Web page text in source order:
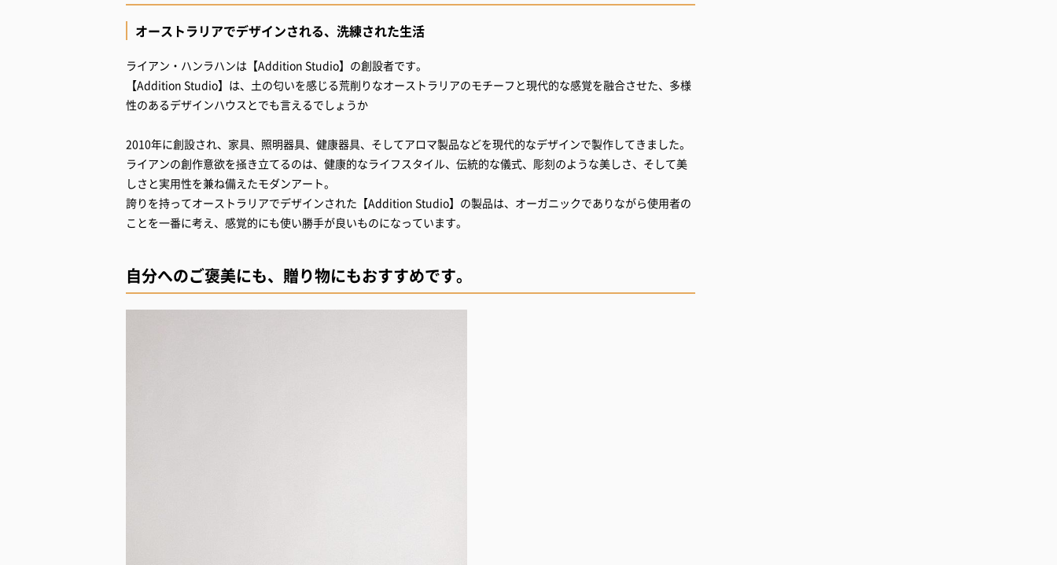
オーストラリアでデザインされる、洗練された生活
ライアン・ハンラハンは【Addition Studio】の創設者です。
【Addition Studio】は、土の匂いを感じる荒削りなオーストラリアのモチーフと現代的な感覚を融合させた、多様
性のあるデザインハウスとでも言えるでしょうか
2010年に創設され、家具、照明器具、健康器具、そしてアロマ製品などを現代的なデザインで製作してきました。
ライアンの創作意欲を掻き立てるのは、健康的なライフスタイル、伝統的な儀式、彫刻のような美しさ、そして美
しさと実用性を兼ね備えたモダンアート。
誇りを持ってオーストラリアでデザインされた【Addition Studio】の製品は、オーガニックでありながら使用者の
ことを一番に考え、感覚的にも使い勝手が良いものになっています。
自分へのご褒美にも、贈り物にもおすすめです。